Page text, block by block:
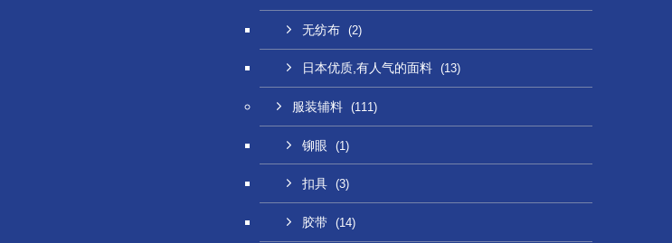
无纺布 (2)
日本优质,有人气的面料 (13)
服装辅料 (111)
铆眼 (1)
扣具 (3)
胶带 (14)